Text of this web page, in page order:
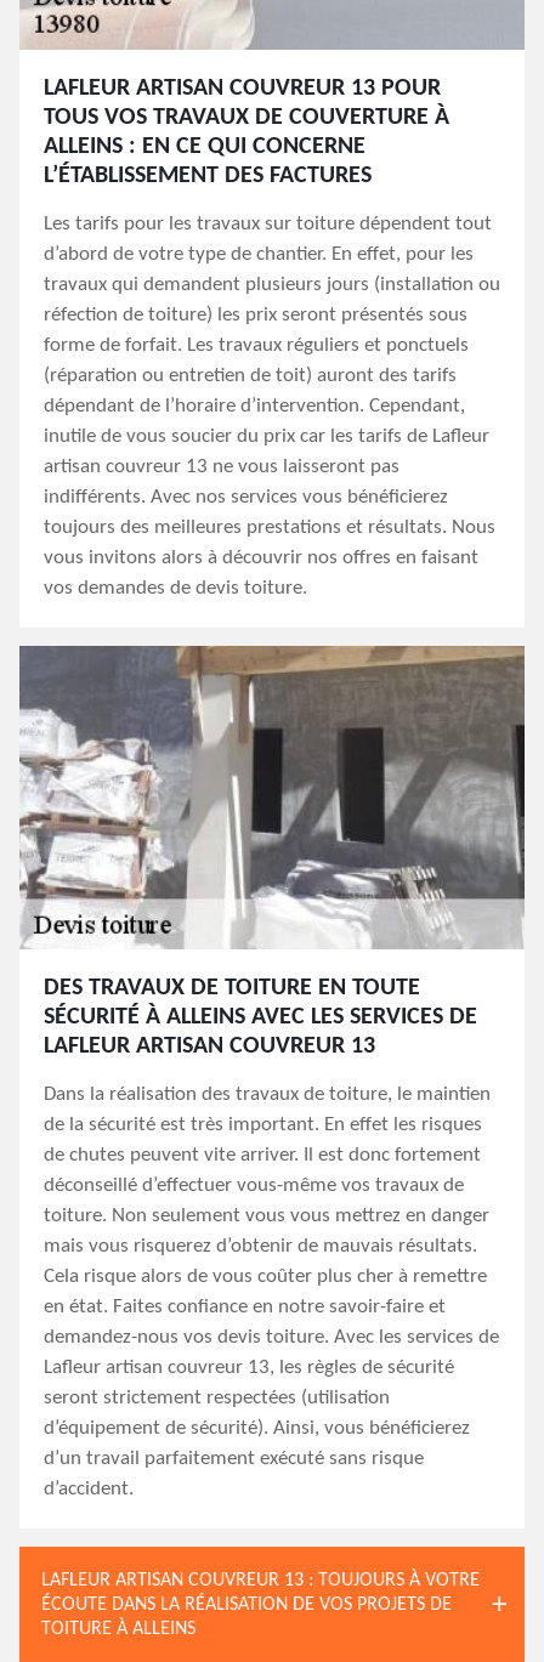
LAFLEUR ARTISAN COUVREUR 13 POUR
TOUS VOS TRAVAUX DE COUVERTURE À
ALLEINS : EN CE QUI CONCERNE
L’ÉTABLISSEMENT DES FACTURES
Les tarifs pour les travaux sur toiture dépendent tout
d’abord de votre type de chantier. En effet, pour les
travaux qui demandent plusieurs jours (installation ou
réfection de toiture) les prix seront présentés sous
forme de forfait. Les travaux réguliers et ponctuels
(réparation ou entretien de toit) auront des tarifs
dépendant de l’horaire d’intervention. Cependant,
inutile de vous soucier du prix car les tarifs de Lafleur
artisan couvreur 13 ne vous laisseront pas
indifférents. Avec nos services vous bénéficierez
toujours des meilleures prestations et résultats. Nous
vous invitons alors à découvrir nos offres en faisant
vos demandes de devis toiture.
DES TRAVAUX DE TOITURE EN TOUTE
SÉCURITÉ À ALLEINS AVEC LES SERVICES DE
LAFLEUR ARTISAN COUVREUR 13
Dans la réalisation des travaux de toiture, le maintien
de la sécurité est très important. En effet les risques
de chutes peuvent vite arriver. Il est donc fortement
déconseillé d’effectuer vous-même vos travaux de
toiture. Non seulement vous vous mettrez en danger
mais vous risquerez d’obtenir de mauvais résultats.
Cela risque alors de vous coûter plus cher à remettre
en état. Faites confiance en notre savoir-faire et
demandez-nous vos devis toiture. Avec les services de
Lafleur artisan couvreur 13, les règles de sécurité
seront strictement respectées (utilisation
d’équipement de sécurité). Ainsi, vous bénéficierez
d’un travail parfaitement exécuté sans risque
d’accident.
LAFLEUR ARTISAN COUVREUR 13 : TOUJOURS À VOTRE
ÉCOUTE DANS LA RÉALISATION DE VOS PROJETS DE
TOITURE À ALLEINS